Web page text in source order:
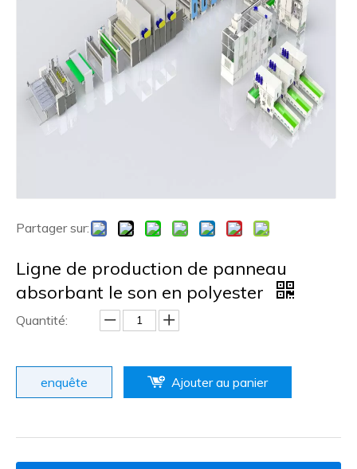
Partager sur:
Ligne de production de panneau
absorbant le son en polyester
Quantité:
enquête Ajouter au panier